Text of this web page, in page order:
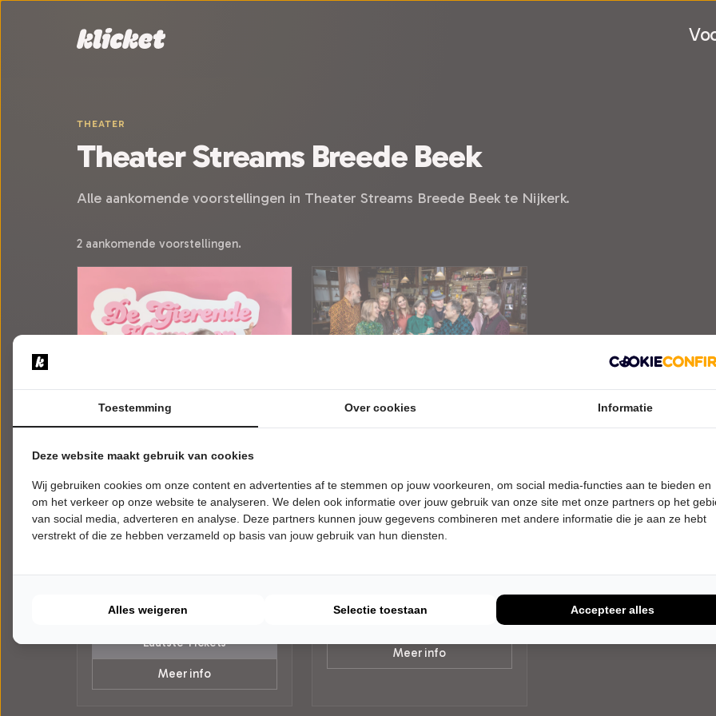
THEATER
Theater Streams Breede Beek
Alle aankomende voorstellingen in Theater Streams Breede Beek te Nijkerk.
2 aankomende voorstellingen.
UUR
De Gierende Hormonen
Show
De Gierende Hormonen Show
Laatste Tickets
Meer info
UUR
Leonard Cohen Tribute
Band
Tonight will be fine
Meer info
Toestemming Over cookies Informatie
Deze website maakt gebruik van cookies
Wij gebruiken cookies om onze content en advertenties af te stemmen op jouw voorkeuren, om social media-functies aan te bieden en
om het verkeer op onze website te analyseren. We delen ook informatie over jouw gebruik van onze site met onze partners op het
van social media, adverteren en analyse. Deze partners kunnen jouw gegevens combineren met andere informatie die je aan ze hebt
verstrekt of die ze hebben verzameld op basis van jouw gebruik van hun diensten.
Alles weigeren Selectie toestaan Accepteer alles